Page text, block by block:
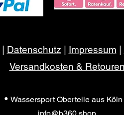
Datenschutz Impressum
Versandkosten & Retouren
• Wassersport Oberteile aus Köln